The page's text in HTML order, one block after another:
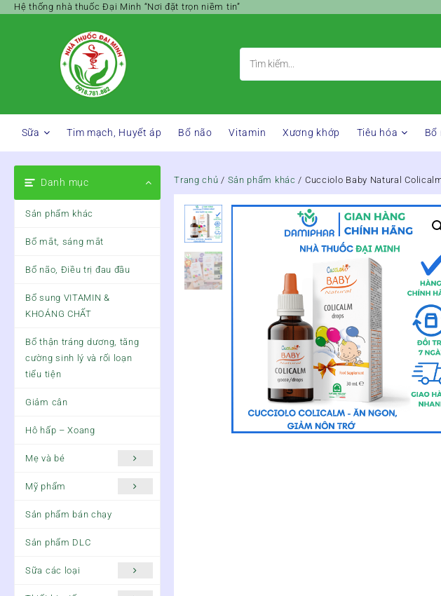
SkipHệ thống nhà thuốc Đại Minh “Nơi đặt trọn niềm tin”
Sữa Tim mạch, Huyết áp Bổ não Vitamin Xương khớp Tiêu hóa Bổ
Danh mục
Sản phẩm khác
Bổ mắt, sáng mắt
Bổ não, Điều trị đau đầu
Bổ sung VITAMIN &
KHOÁNG CHẤT
Bổ thận tráng dương, tăng
cường sinh lý và rối loạn
tiểu tiện
Giảm cân
Hô hấp – Xoang
Mẹ và bé
Mỹ phẩm
Sản phẩm bán chạy
Sản phẩm DLC
Sữa các loại
Trang chủ / Sản phẩm khác / Cucciolo Baby Natural